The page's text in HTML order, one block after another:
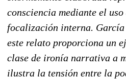
consciencia mediante el
focalización interna. García
este relato proporciona un
clase de ironía narrativa a
ilustra la tensión entre la